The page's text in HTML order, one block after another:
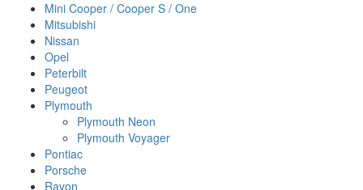
Mini Cooper / Cooper S / One
Mitsubishi
Nissan
Opel
Peterbilt
Peugeot
Plymouth
Plymouth Neon
Plymouth Voyager
Pontiac
Porsche
Ravon